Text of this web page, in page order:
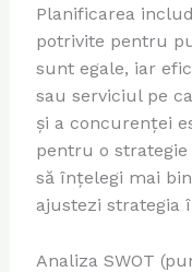
Planificarea
potrivite pentru
sunt egale, iar
sau serviciul pe
și a concurenței
pentru o strategie
să înțelegi mai
ajustezi strategia
Analiza SWOT